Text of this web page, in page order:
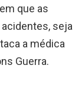
que as
seja
a médica
Guerra.